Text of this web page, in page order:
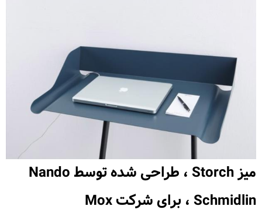
میز Storch ، طراحی شده توسط Nando
Schmidlin ، برای شرکت Mox